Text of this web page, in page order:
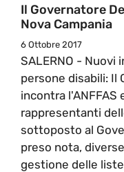
Il Governatore
Nova Campania
6 Ottobre 2017
SALERNO - Nuovi
persone disabili: Il
incontra l'ANFFAS
rappresentanti
sottoposto al
preso nota,
gestione delle